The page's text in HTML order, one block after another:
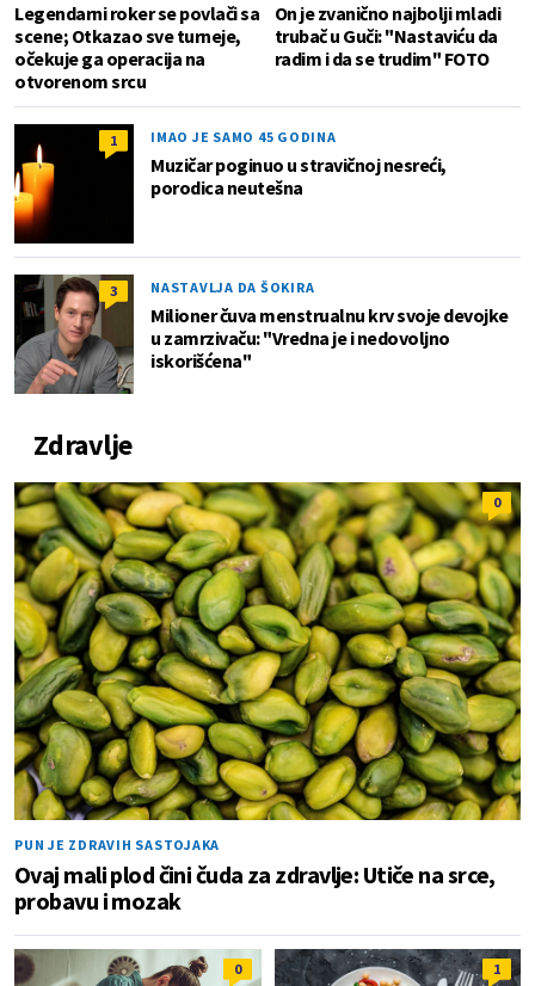
Legendarni roker se povlači sa
scene; Otkazao sve turneje,
očekuje ga operacija na
otvorenom srcu
On je zvanično najbolji mladi
trubač u Guči: "Nastaviću da
radim i da se trudim" FOTO
1 IMAO JE SAMO 45 GODINA
Muzičar poginuo u stravičnoj nesreći,
porodica neutešna
3 NASTAVLJA DA ŠOKIRA
Milioner čuva menstrualnu krv svoje devojke
u zamrzivaču: "Vredna je i nedovoljno
iskorišćena"
Zdravlje
0
PUN JE ZDRAVIH SASTOJAKA
Ovaj mali plod čini čuda za zdravlje: Utiče na srce,
probavu i mozak
0 1